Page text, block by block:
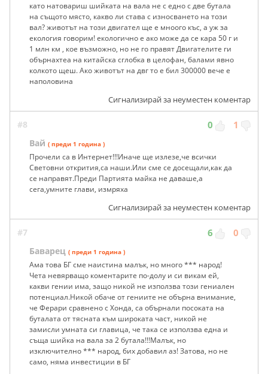
като натовариш шийката на вала не с едно с две бутала
на същото място, какво ли става с износването на този
вал? животът на този двигател ще е мноого къс, а уж за
екология говорим! екологично е ако може да се кара 50 г и
1 млн км , кое възможно, но не го правят Двигателите ги
обърнахтеа на китайска сглобка в целофан, балами явно
колкото щеш. Ако животът на двг то е бил 300000 вече е
наполовина
Сигнализирай за неуместен коментар
#8 0 1
Вай ( преди 1 година )
Прочели са в Интернет!!!Иначе ще излезе,че всички
Световни открития,са наши.Или сме се досещали,как да
се направят.Преди Партията майка не даваше,а
сега,умните глави, измряха
Сигнализирай за неуместен коментар
#7 6 0
Баварец ( преди 1 година )
Ама това БГ сме наистина малък, но много *** народ!
Чета невярващо коментарите по-долу и си викам ей,
какви гении има, защо никой не използва този гениален
потенциал.Никой обаче от гениите не обърна внимание,
че Ферари сравнено с Хонда, са обърнали посоката на
буталата от тясната към широката част, никой не
замисли умната си главица, че така се използва една и
съща шийка на вала за 2 бутала!!!Малък, но
изключително *** народ, бих добавил аз! Затова, но не
само, няма инвестиции в БГ